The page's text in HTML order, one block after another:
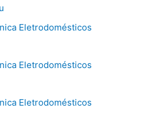
Eletrodomésticos
Eletrodomésticos
Eletrodomésticos